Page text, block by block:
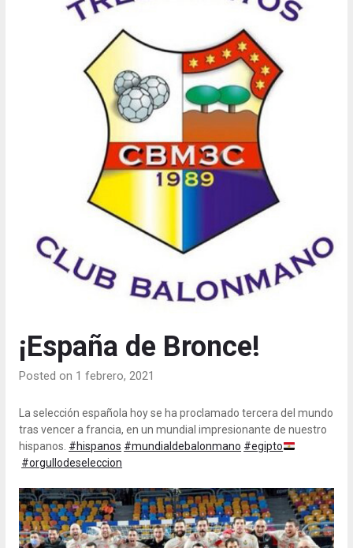
¡España de Bronce!
Posted on 1 febrero, 2021
La selección española hoy se ha proclamado tercera del mundo
tras vencer a francia, en un mundial impresionante de nuestro
hispanos. #hispanos #mundialdebalonmano #egipto
#orgullodeseleccion